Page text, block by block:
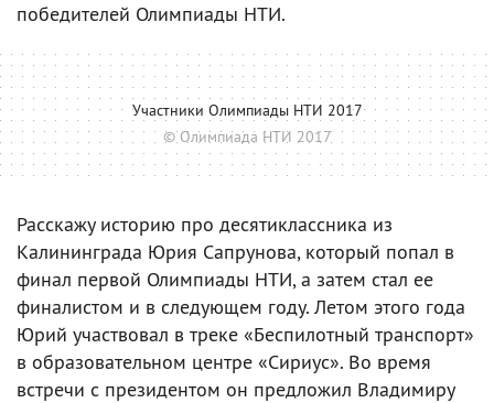
победителей Олимпиады НТИ.
Участники Олимпиады НТИ 2017
© Олимпиада НТИ 2017
Расскажу историю про десятиклассника из
Калининграда Юрия Сапрунова, который попал в
финал первой Олимпиады НТИ, а затем стал ее
финалистом и в следующем году. Летом этого года
Юрий участвовал в треке «Беспилотный транспорт»
в образовательном центре «Сириус». Во время
встречи с президентом он предложил Владимиру